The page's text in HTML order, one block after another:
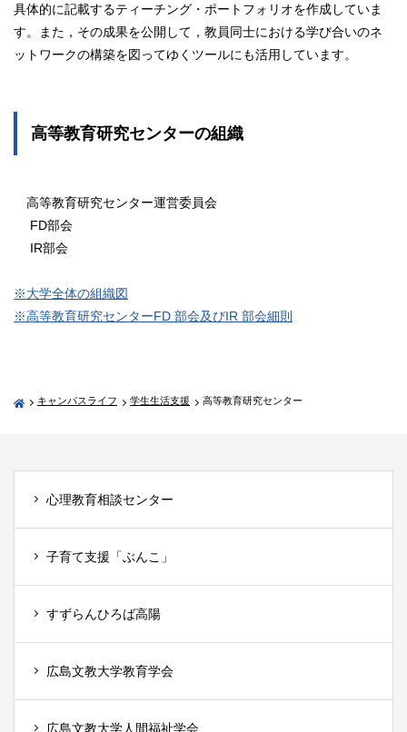
具体的に記載するティーチング・ポートフォリオを作成していま
す。また，その成果を公開して，教員同士における学び合いのネ
ットワークの構築を図ってゆくツールにも活用しています。
高等教育研究センターの組織
高等教育研究センター運営委員会
FD部会
IR部会
※大学全体の組織図
※高等教育研究センターFD 部会及びIR 部会細則
キャンパスライフ 学生生活支援 高等教育研究センター
心理教育相談センター
子育て支援「ぶんこ」
すずらんひろば高陽
広島文教大学教育学会
広島文教大学人間福祉学会